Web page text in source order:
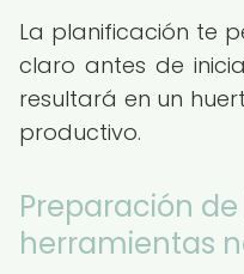
La planificación te
claro antes de
resultará en un
productivo.
Preparación
herramientas